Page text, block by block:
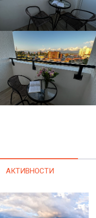
АКТИВНОСТИ